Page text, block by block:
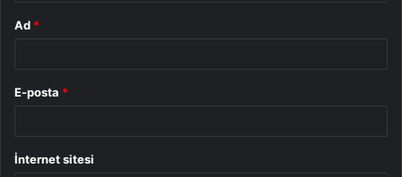
Ad *
E-posta *
İnternet sitesi